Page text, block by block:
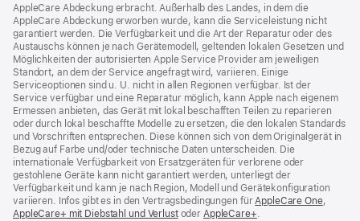
AppleCare Abdeckung erbracht. Außerhalb des Landes, in dem die
AppleCare Abdeckung erworben wurde, kann die Serviceleistung nicht
garantiert werden. Die Verfügbarkeit und die Art der Reparatur oder des
Austauschs können je nach Gerätemodell, geltenden lokalen Gesetzen und
Möglichkeiten der autorisierten Apple Service Provider am jeweiligen
Standort, an dem der Service angefragt wird, variieren. Einige
Serviceoptionen sind u. U. nicht in allen Regionen verfügbar. Ist der
Service verfügbar und eine Reparatur möglich, kann Apple nach eigenem
Ermessen anbieten, das Gerät mit lokal beschafften Teilen zu reparieren
oder durch lokal beschaffte Modelle zu ersetzen, die den lokalen Standards
und Vorschriften entsprechen. Diese können sich von dem Originalgerät in
Bezug auf Farbe und/oder technische Daten unterscheiden. Die
internationale Verfügbarkeit von Ersatzgeräten für verlorene oder
gestohlene Geräte kann nicht garantiert werden, unterliegt der
Verfügbarkeit und kann je nach Region, Modell und Gerätekonfiguration
variieren. Infos gibt es in den Vertragsbedingungen fürAppleCare One(Öffnet
,
AppleCare+ mit Diebstahl und Verlust(Öffnet
oder AppleCare+(Öffnet
.